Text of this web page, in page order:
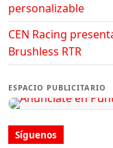
personalizable
CEN Racing
Brushless RTR
ESPACIO PUBLICITARIO
Síguenos